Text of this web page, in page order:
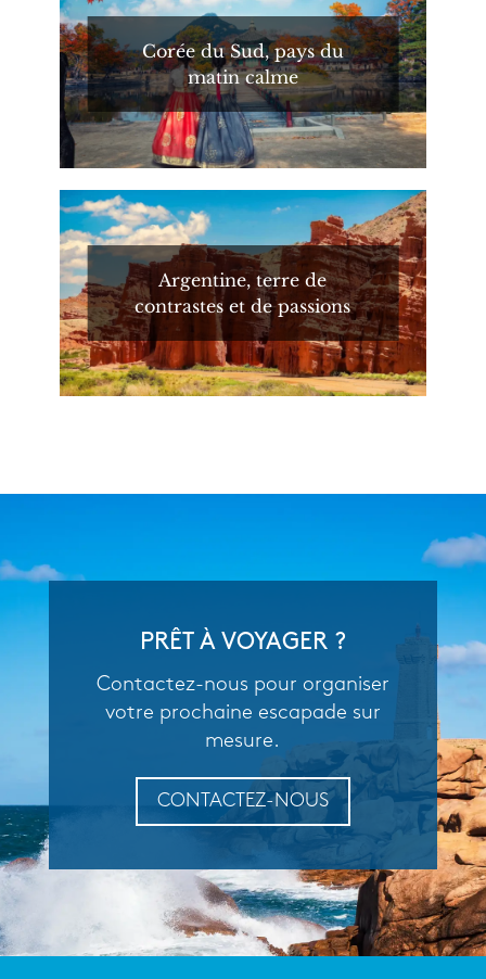
Corée du Sud, pays du
matin calme
Argentine, terre de
contrastes et de passions
PRÊT À VOYAGER ?
Contactez-nous pour organiser
votre prochaine escapade sur
mesure.
CONTACTEZ-NOUS